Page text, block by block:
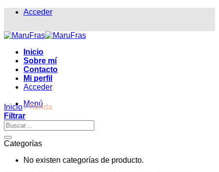
Saltar Acceder
Inicio
Sobre mí
Contacto
Mi perfil
Acceder
Menú
Inicio /Tienda
Filtrar
Categorías
No existen categorías de producto.